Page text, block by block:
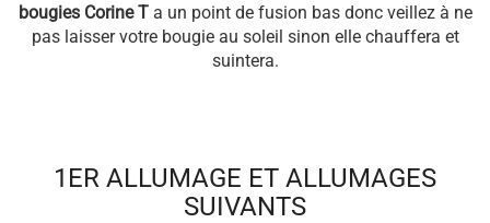
bougies Corine Ta un point de fusion bas donc veillez à ne
pas laisser votre bougie au soleil sinon elle chauffera et
suintera.
1ER ALLUMAGE ET ALLUMAGES
SUIVANTS